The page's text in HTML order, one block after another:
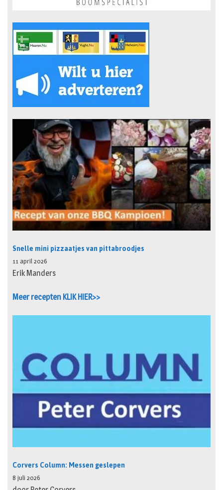
Snelle mini pizzaatjes van pittabroodjes
11 april 2026
Erik Manders
Meer recepten KLIK HIER>>
Corvers Column: Messen geslepen
8 juli 2026